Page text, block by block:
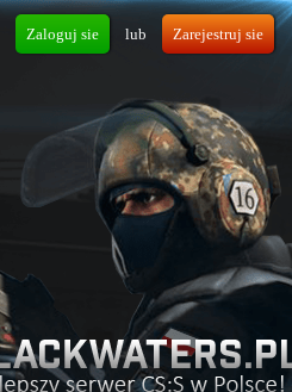
Zaloguj sie lub Zarejestruj sie